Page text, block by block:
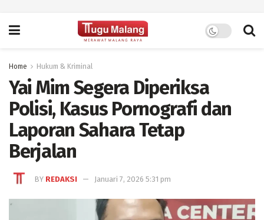
Home Hukum & Kriminal
Yai Mim Segera Diperiksa
Polisi, Kasus Pornografi dan
Laporan Sahara Tetap
Berjalan
BY REDAKSI Januari 7, 2026 5:31 pm